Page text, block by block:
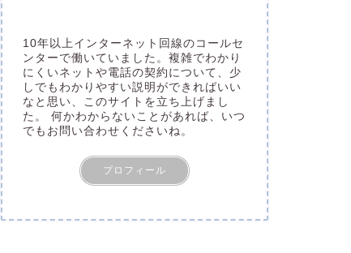
10年以上インターネット回線のコールセ
ンターで働いていました。複雑でわかり
にくいネットや電話の契約について、少
しでもわかりやすい説明ができればいい
なと思い、このサイトを立ち上げまし
た。 何かわからないことがあれば、いつ
でもお問い合わせくださいね。
プロフィール